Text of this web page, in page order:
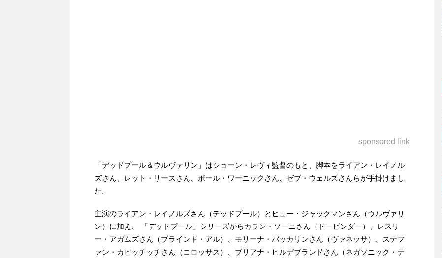
sponsored link
「デッドプール＆ウルヴァリン」はショーン・レヴィ監督のもと、脚本をライアン・レイノル
ズさん、レット・リースさん、ポール・ワーニックさん、ゼブ・ウェルズさんらが手掛けまし
た。
主演のライアン・レイノルズさん（デッドプール）とヒュー・ジャックマンさん（ウルヴァリ
ン）に加え、 「デッドプール」シリーズからカラン・ソーニさん（ドーピンダー）、レスリ
ー・アガムズさん（ブラインド・アル）、モリーナ・バッカリンさん（ヴァネッサ）、ステフ
ァン・カピッチッチさん（コロッサス）、ブリアナ・ヒルデブランドさん（ネガソニック・テ